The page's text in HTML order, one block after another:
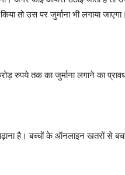
तो उस पर जुर्माना भी लगाया जाएगा।
रुपये तक का जुर्माना लगाने का
है। बच्चों के ऑनलाइन खतरों से